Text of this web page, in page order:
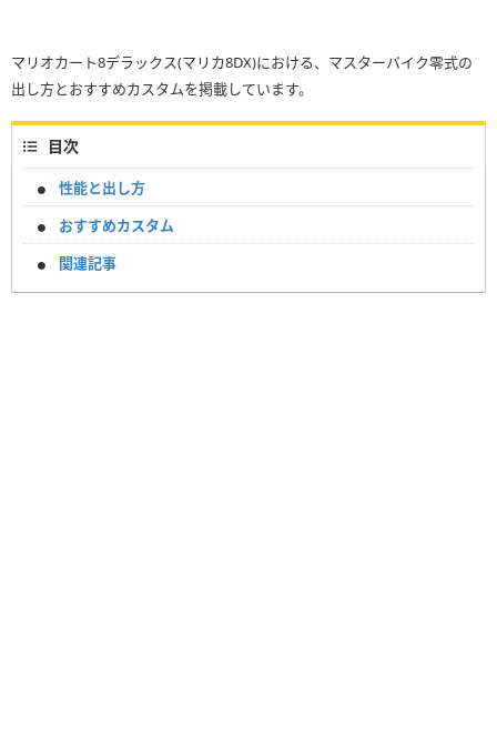
マリオカート8デラックス(マリカ8DX)における、マスターバイク零式の
出し方とおすすめカスタムを掲載しています。
目次
性能と出し方
おすすめカスタム
関連記事